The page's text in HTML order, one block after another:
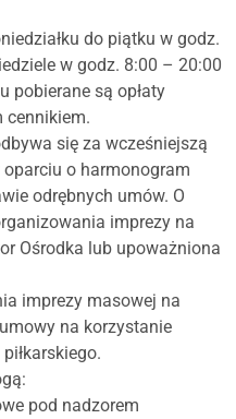
do piątku w godz.
w godz. 8:00 – 20:00
pobierane są opłaty
cennikiem.
się za wcześniejszą
o harmonogram
odrębnych umów. O
imprezy na
Ośrodka lub upoważniona
imprezy masowej na
na korzystanie
pod nadzorem